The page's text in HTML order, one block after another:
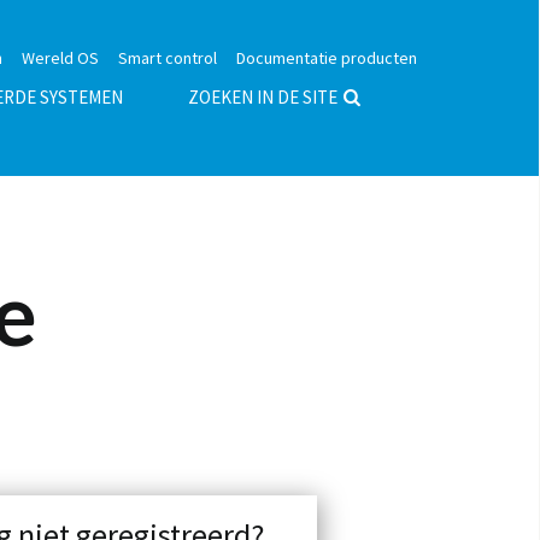
Documentatie producten
Smart control
Wereld OS
SYSTEMEN ZOEKEN IN DE SITE